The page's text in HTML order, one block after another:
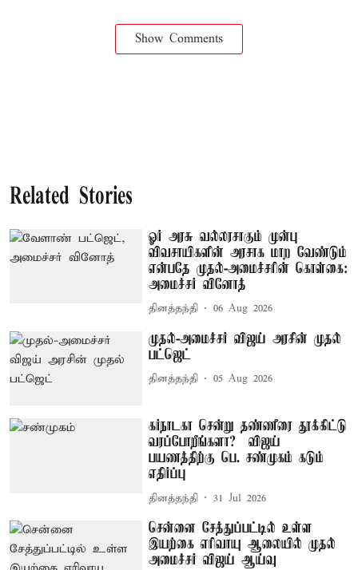
Show Comments
Related Stories
ஓர் அரசு வல்லரசாகும் முன்பு
விவசாயிகளின் அரசாக மாற வேண்டும்
என்பதே முதல்-அமைச்சரின் கொள்கை:
அமைச்சர் வினோத்
தினத்தந்தி 06 Aug 2026
முதல்-அமைச்சர் விஜய் அரசின் முதல்
பட்ஜெட்
தினத்தந்தி 05 Aug 2026
கர்நாடகா சென்று தண்ணீரை தூக்கிட்டு
வரப்போறீங்களா? – விஜய்
பயணத்திற்கு பெ. சண்முகம் கடும்
எதிர்ப்பு
தினத்தந்தி 31 Jul 2026
சென்னை சேத்துப்பட்டில் உள்ள
இயற்கை எரிவாயு ஆலையில் முதல்
அமைச்சர் விஜய் ஆய்வு